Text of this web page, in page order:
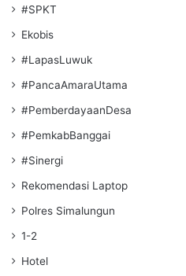
#SPKT
Ekobis
#LapasLuwuk
#PancaAmaraUtama
#PemberdayaanDesa
#PemkabBanggai
#Sinergi
Rekomendasi Laptop
Polres Simalungun
1-2
Hotel